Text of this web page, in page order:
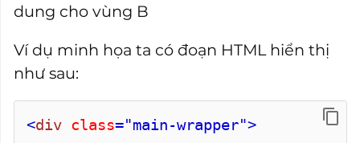
dung cho vùng B
Ví dụ minh họa ta có đoạn HTML hiển thị
như sau:
<div class="main-wrapper">